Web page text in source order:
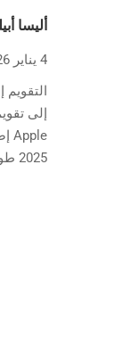
أليسا
4 يناير 2026
2025 طوال اليوم ...